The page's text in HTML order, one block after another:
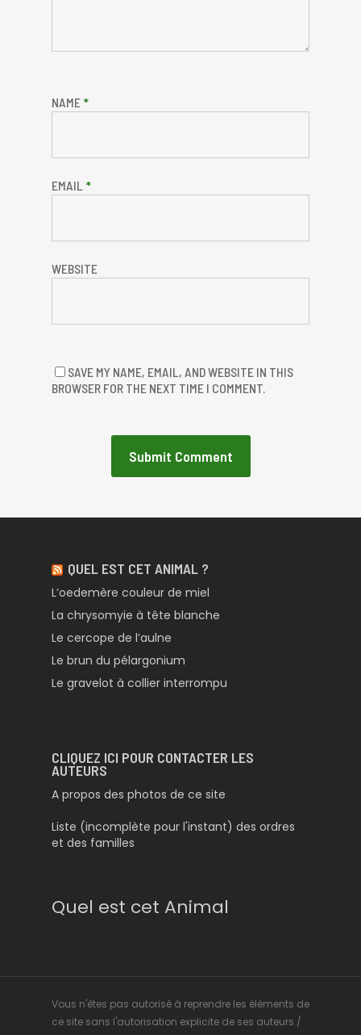
NAME *
EMAIL *
WEBSITE
SAVE MY NAME, EMAIL, AND WEBSITE IN THIS
BROWSER FOR THE NEXT TIME I COMMENT.
QUEL EST CET ANIMAL ?
L’oedemère couleur de miel
La chrysomyie à tête blanche
Le cercope de l’aulne
Le brun du pélargonium
Le gravelot à collier interrompu
CLIQUEZ ICI POUR CONTACTER LES
AUTEURS
A propos des photos de ce site
Liste (incomplète pour l'instant) des ordres
et des familles
Quel est cet Animal
Vous n'êtes pas autorisé à reprendre les éléments de
ce site sans l'autorisation explicite de ses auteurs /